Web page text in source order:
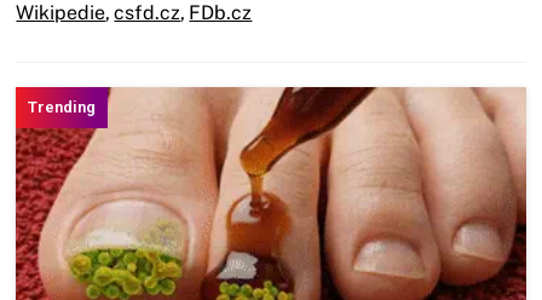
Wikipedie, csfd.cz, FDb.cz